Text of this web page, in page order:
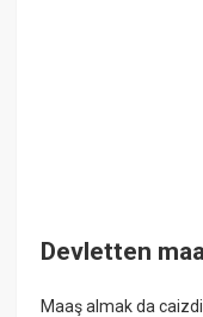
Devletten
Maaş almak da